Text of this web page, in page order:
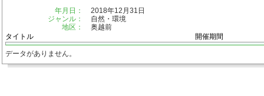
年月日：
2018年12月31日
ジャンル：
自然・環境
地区：
奥越前
タイトル
開催期間
データがありません。